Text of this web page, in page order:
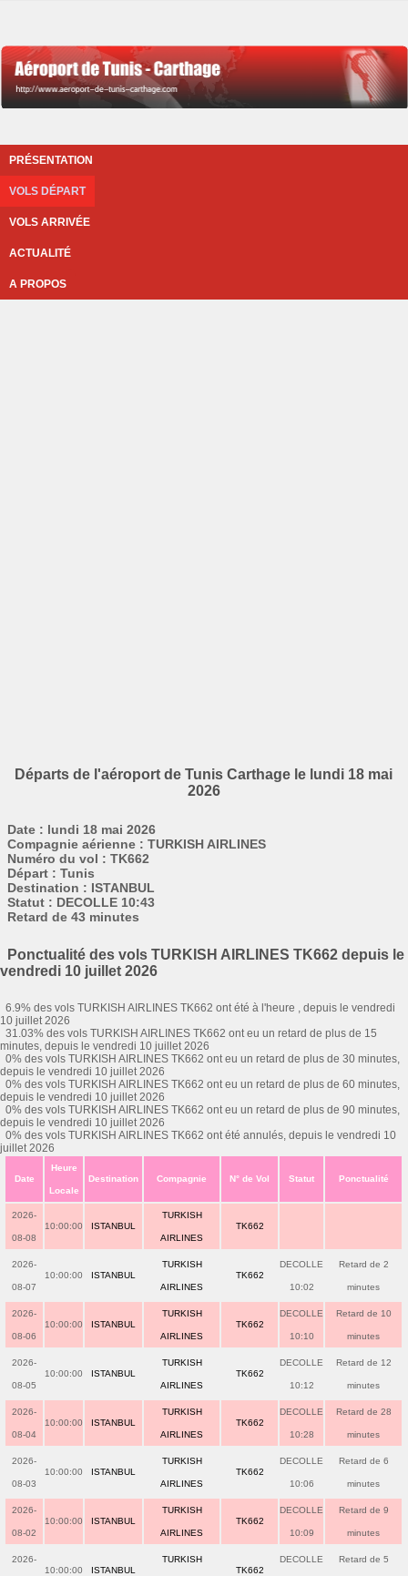
PRÉSENTATION
VOLS DÉPART
VOLS ARRIVÉE
ACTUALITÉ
A PROPOS
Départs de l'aéroport de Tunis Carthage le lundi 18 mai
2026
Date : lundi 18 mai 2026
Compagnie aérienne : TURKISH AIRLINES
Numéro du vol : TK662
Départ : Tunis
Destination : ISTANBUL
Statut : DECOLLE 10:43
Retard de 43 minutes
Ponctualité des vols TURKISH AIRLINES TK662 depuis le
vendredi 10 juillet 2026
6.9% des vols TURKISH AIRLINES TK662 ont été à l'heure , depuis le vendredi
10 juillet 2026
31.03% des vols TURKISH AIRLINES TK662 ont eu un retard de plus de 15
minutes, depuis le vendredi 10 juillet 2026
0% des vols TURKISH AIRLINES TK662 ont eu un retard de plus de 30 minutes,
depuis le vendredi 10 juillet 2026
0% des vols TURKISH AIRLINES TK662 ont eu un retard de plus de 60 minutes,
depuis le vendredi 10 juillet 2026
0% des vols TURKISH AIRLINES TK662 ont eu un retard de plus de 90 minutes,
depuis le vendredi 10 juillet 2026
0% des vols TURKISH AIRLINES TK662 ont été annulés, depuis le vendredi 10
juillet 2026
Date
Heure
Locale
Destination Compagnie N° de Vol Statut Ponctualité
2026-
08-08
10:00:00 ISTANBUL
TURKISH
AIRLINES
TK662
2026-
08-07
10:00:00 ISTANBUL
TURKISH
AIRLINES
TK662
DECOLLE
10:02
Retard de 2
minutes
2026-
08-06
10:00:00 ISTANBUL
TURKISH
AIRLINES
TK662
DECOLLE
10:10
Retard de 10
minutes
2026-
08-05
10:00:00 ISTANBUL
TURKISH
AIRLINES
TK662
DECOLLE
10:12
Retard de 12
minutes
2026-
08-04
10:00:00 ISTANBUL
TURKISH
AIRLINES
TK662
DECOLLE
10:28
Retard de 28
minutes
2026-
08-03
10:00:00 ISTANBUL
TURKISH
AIRLINES
TK662
DECOLLE
10:06
Retard de 6
minutes
2026-
08-02
10:00:00 ISTANBUL
TURKISH
AIRLINES
TK662
DECOLLE
10:09
Retard de 9
minutes
2026-
10:00:00 ISTANBUL
TURKISH
TK662
DECOLLE Retard de 5